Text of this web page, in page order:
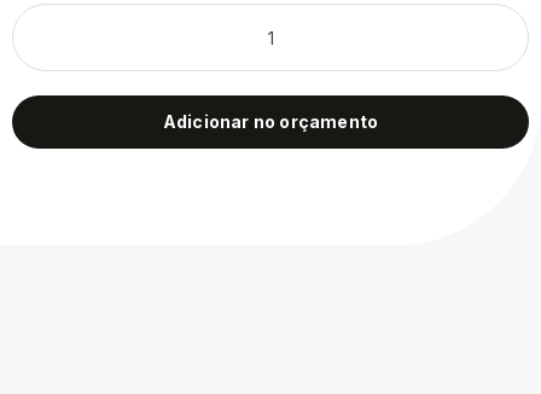
Adicionar no orçamento